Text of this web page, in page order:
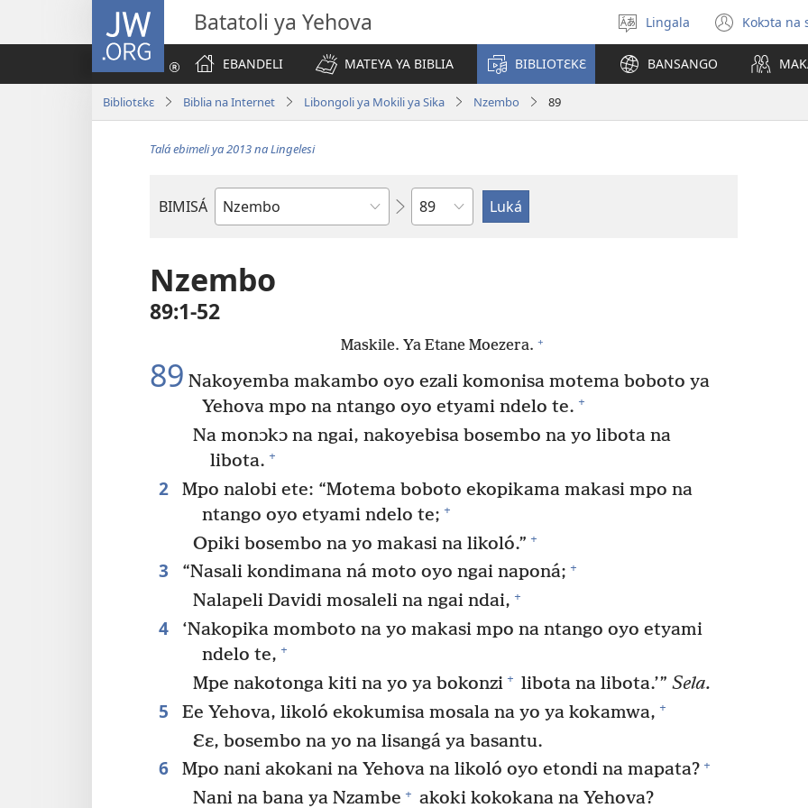
JW.ORG Batatoli ya Yehova
Poná
monɔkɔ
Lingala Kokɔta na
EBANDELI
MATEYA YA BIBLIA BIBLIOTƐKƐ BANSANGO
Bibliotɛkɛ Biblia na Internet Libongoli ya Mokili ya Sika Nzembo 89
Talá ebimeli ya 2013 na Lingelesi
BIMISÁ
Mokanda
Biblia
Mokapo
Nzembo
89:1-52
Maskile. Ya Etane Moezera. +
89 Nakoyemba makambo oyo ezali komonisa motema boboto ya
Yehova mpo na ntango oyo etyami ndelo te. +
Na monɔkɔ na ngai, nakoyebisa bosembo na yo libota na
libota. +
2
Mpo nalobi ete: “Motema boboto ekopikama makasi mpo na
ntango oyo etyami ndelo te; +
Opiki bosembo na yo makasi na likoló.” +
3 “Nasali kondimana ná moto oyo ngai naponá; +
Nalapeli Davidi mosaleli na ngai ndai, +
4
‘Nakopika momboto na yo makasi mpo na ntango oyo etyami
ndelo te, +
Mpe nakotonga kiti na yo ya bokonzi + libota na libota.’”Sela.
5 Ee Yehova, likoló ekokumisa mosala na yo ya kokamwa, +
Ɛɛ, bosembo na yo na lisangá ya basantu.
6 Mpo nani akokani na Yehova na likoló oyo etondi na mapata? +
Nani na bana ya Nzambe + akoki kokokana na Yehova?